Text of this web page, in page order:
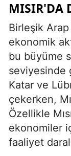
MISIR'DA
Birleşik Arap
ekonomik
bu büyüme
seviyesinde
Katar ve
çekerken,
Özellikle
ekonomiler
faaliyet